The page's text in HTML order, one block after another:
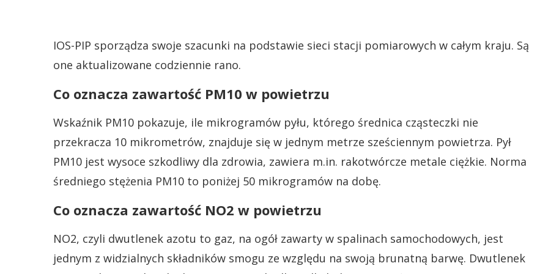
IOS-PIP sporządza swoje szacunki na podstawie sieci stacji pomiarowych w całym kraju. Są
one aktualizowane codziennie rano.
Co oznacza zawartość PM10 w powietrzu
Wskaźnik PM10 pokazuje, ile mikrogramów pyłu, którego średnica cząsteczki nie
przekracza 10 mikrometrów, znajduje się w jednym metrze sześciennym powietrza. Pył
PM10 jest wysoce szkodliwy dla zdrowia, zawiera m.in. rakotwórcze metale ciężkie. Norma
średniego stężenia PM10 to poniżej 50 mikrogramów na dobę.
Co oznacza zawartość NO2 w powietrzu
NO2, czyli dwutlenek azotu to gaz, na ogół zawarty w spalinach samochodowych, jest
jednym z widzialnych składników smogu ze względu na swoją brunatną barwę. Dwutlenek